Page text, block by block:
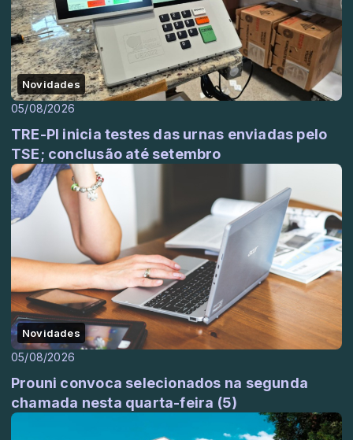
Novidades
05/08/2026
TRE-PI inicia testes das urnas enviadas pelo
TSE; conclusão até setembro
Novidades
05/08/2026
Prouni convoca selecionados na segunda
chamada nesta quarta-feira (5)